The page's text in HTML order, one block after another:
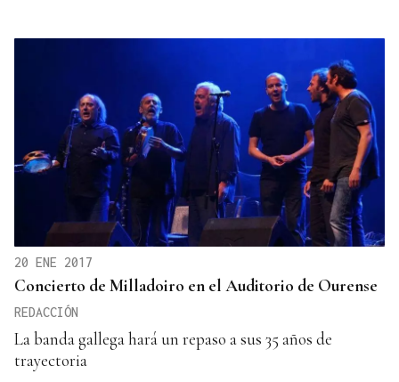
20 ENE 2017
Concierto de Milladoiro en el Auditorio de Ourense
REDACCIÓN
La banda gallega hará un repaso a sus 35 años de
trayectoria